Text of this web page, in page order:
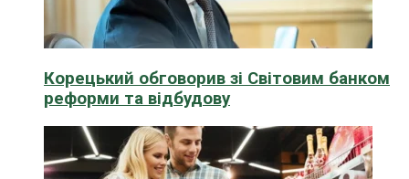
Корецький обговорив зі Світовим банком
реформи та відбудову